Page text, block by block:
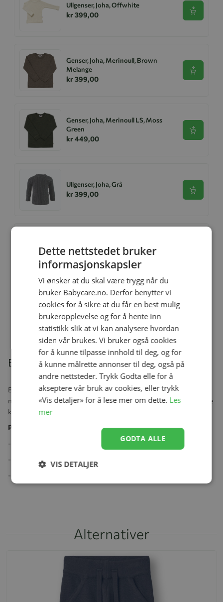
Ullgenser, Joha, Offwhite
kr 399,00 Se
Genser, Joha, Merinoull, Brown
Melange
kr 399,00
Se
Genser, Joha, Merinoull LS, Moss
Green
kr 449,00
Se
Ullgenser, Joha, Grå
kr 399,00 Se
Brown
kr 449,00
Genser, Joha, Ull, Warm Brown
kr 449,00
Beskrivelse
Bukse med god strikk og knyting i midjen. En ekstra fin ullkvalitet
med silke. Utrolig myk og med et litt skinnende uttrykk gjør denne
kvaliteten ekstra fin og deilig.
Produktspesifikasjoner:
- Oeko-tex 100
- 85% Ull
- 15% Silke
Alternativer
Dette nettstedet bruker
informasjonskapsler
Vi ønsker at du skal være trygg når du
bruker Babycare.no. Derfor benytter vi
cookies for å sikre at du får en best mulig
brukeropplevelse og for å hente inn
statistikk slik at vi kan analysere hvordan
siden vår brukes. Vi bruker også cookies
for å kunne tilpasse innhold til deg, og for
å kunne målrette annonser til deg, også på
andre nettsteder. Trykk Godta elle for å
akseptere vår bruk av cookies, eller trykk
«Vis detaljer» for å lese mer om dette. Les
mer
GODTA ALLE
VIS DETALJER